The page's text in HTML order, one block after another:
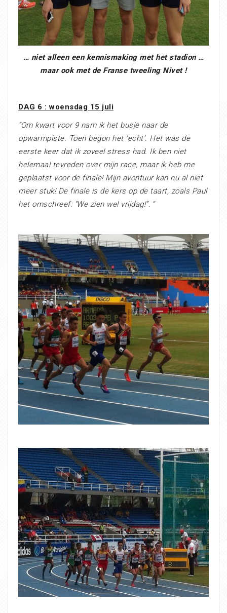
… niet alleen een kennismaking met het stadion …
maar ook met de Franse tweeling Nivet !
DAG 6 : woensdag 15 juli
“Om kwart voor 9 nam ik het busje naar de
opwarmpiste. Toen begon het ‘echt’. Het was de
eerste keer dat ik zoveel stress had. Ik ben niet
helemaal tevreden over mijn race, maar ik heb me
geplaatst voor de finale! Mijn avontuur kan nu al niet
meer stuk! De finale is de kers op de taart, zoals Paul
het omschreef: “We zien wel vrijdag!”. “